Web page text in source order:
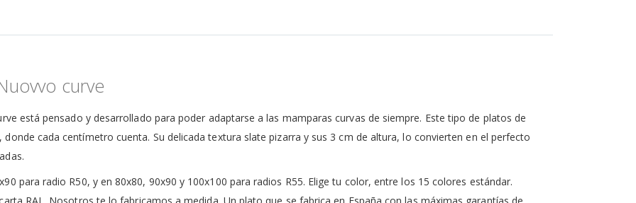
curve
está pensado y desarrollado para poder adaptarse a las mamparas curvas de siempre. Este tipo de platos de
cada centímetro cuenta. Su delicada textura slate pizarra y sus 3 cm de altura, lo convierten en el perfecto
para radio R50, y en 80x80, 90x90 y 100x100 para radios R55. Elige tu color, entre los 15 colores estándar.
RAL. Nosotros te lo fabricamos a medida. Un plato que se fabrica en España con las máximas garantías de